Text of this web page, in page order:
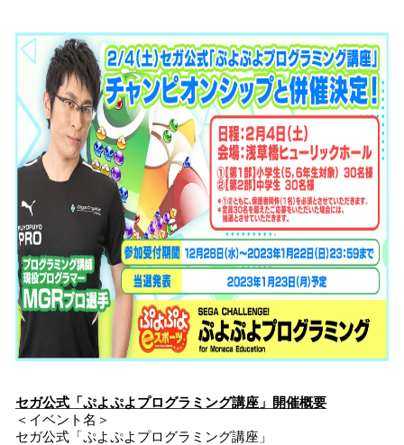
セガ公式「ぷよぷよプログラミング講座」開催概要
＜イベント名＞
セガ公式「ぷよぷよプログラミング講座」